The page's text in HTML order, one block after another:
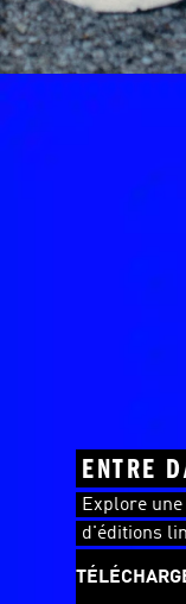
ENTRE
Explore
d'éditions